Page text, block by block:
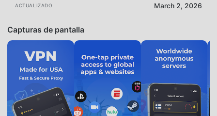
ACTUALIZADO March 2, 2026
Capturas de pantalla